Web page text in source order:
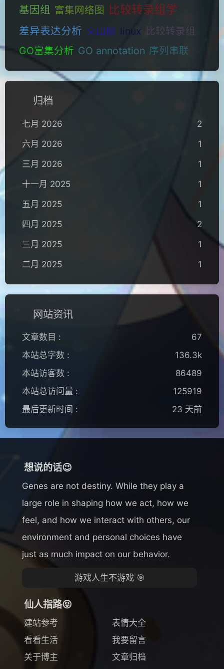
基因组 富集网络图 比较转录组学
差异表达分析 火山图 linux 比较转录组
GO富集分析 GO annotation 序列串联
归档
七月 2026
2
六月 2026
1
三月 2026
1
十一月 2025
1
五月 2025
1
四月 2025
2
三月 2025
1
二月 2025
1
网站资讯
文章数目 :
67
本站总字数 :
136.3k
本站访客数 :
86489
本站总访问量 :
125919
最后更新时间 :
23 天前
想说的话😉
Genes are not destiny. While they play a
large role in shaping how we act, how we
feel, and how we interact with others, our
environment and personal choices have
just as much impact on our behavior.
游戏人生不游戏 🎯
仙人指路😝
建站参考
表情大全
看看生活
我要留言
关于博主
文章归档